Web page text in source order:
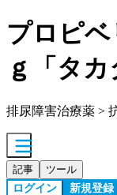
プロピベ
ｇ「タカ
排尿障害治療薬 >
記事 ツール
ログイン 新規登録